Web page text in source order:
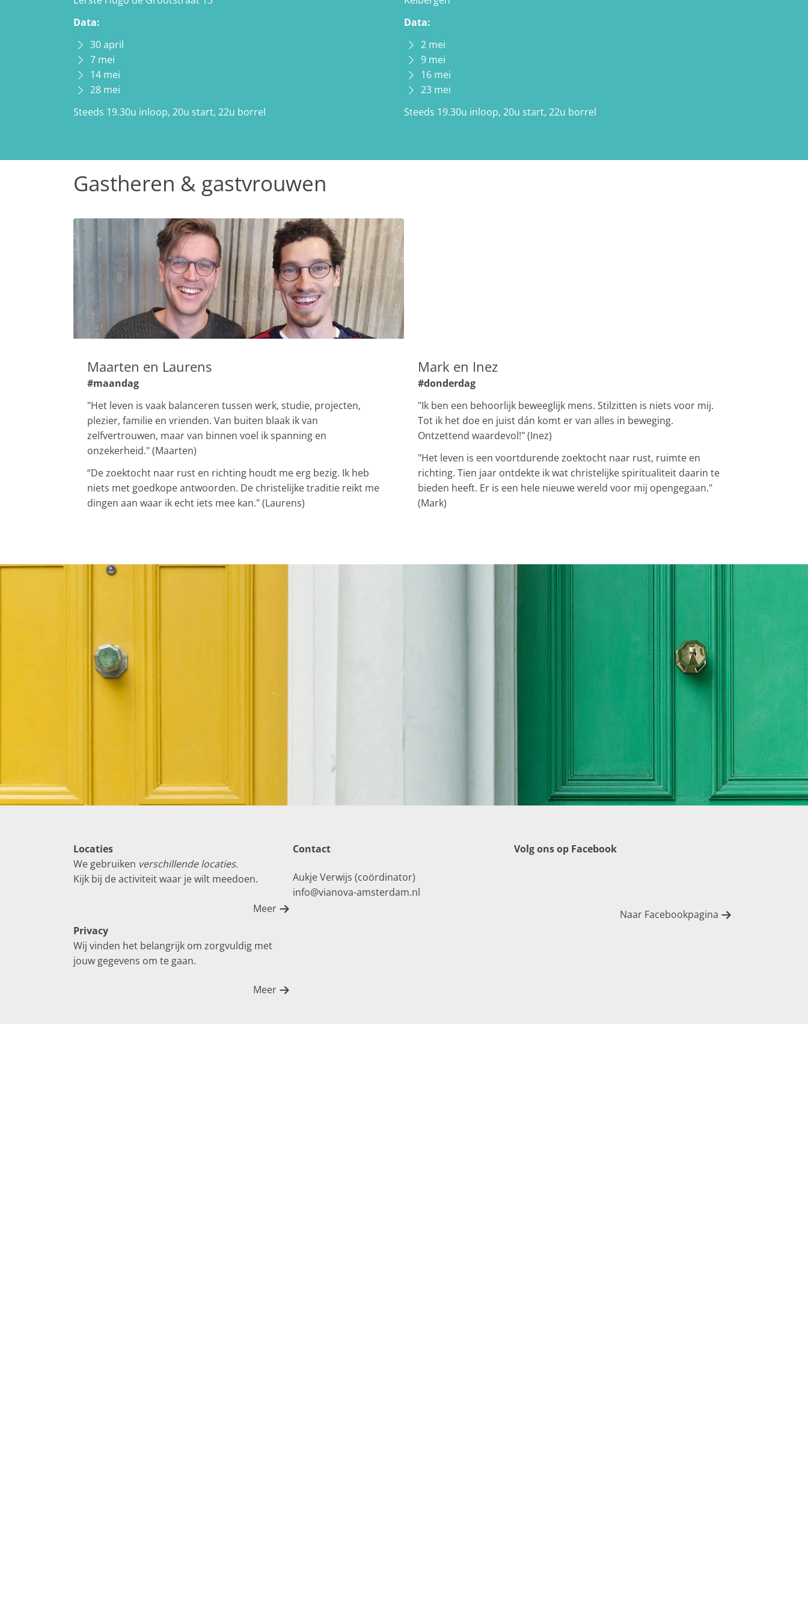
Data:
30 april
7 mei
14 mei
28 mei
Steeds 19.30u inloop, 20u start, 22u borrel
Data:
2 mei
9 mei
16 mei
23 mei
Steeds 19.30u inloop, 20u start, 22u borrel
Gastheren & gastvrouwen
Maarten en Laurens
#maandag
"Het leven is vaak balanceren tussen werk, studie, projecten,
plezier, familie en vrienden. Van buiten blaak ik van
zelfvertrouwen, maar van binnen voel ik spanning en
onzekerheid." (Maarten)
“De zoektocht naar rust en richting houdt me erg bezig. Ik heb
niets met goedkope antwoorden. De christelijke traditie reikt me
dingen aan waar ik echt iets mee kan." (Laurens)
Mark en Inez
#donderdag
"Ik ben een behoorlijk beweeglijk mens. Stilzitten is niets voor mij.
Tot ik het doe en juist dán komt er van alles in beweging.
Ontzettend waardevol!" (Inez)
"Het leven is een voortdurende zoektocht naar rust, ruimte en
richting. Tien jaar ontdekte ik wat christelijke spiritualiteit daarin te
bieden heeft. Er is een hele nieuwe wereld voor mij opengegaan."
(Mark)
Locaties
We gebruiken verschillende locaties.
Kijk bij de activiteit waar je wilt meedoen.
Meer
Privacy
Wij vinden het belangrijk om zorgvuldig met
jouw gegevens om te gaan.
Meer
Contact
Aukje Verwijs (coördinator)
info@vianova-amsterdam.nl
Volg ons op Facebook
Naar Facebookpagina